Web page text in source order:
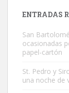
ENTRADAS
San
ocasionadas
papel-cartón
St. Pedro y
una noche de